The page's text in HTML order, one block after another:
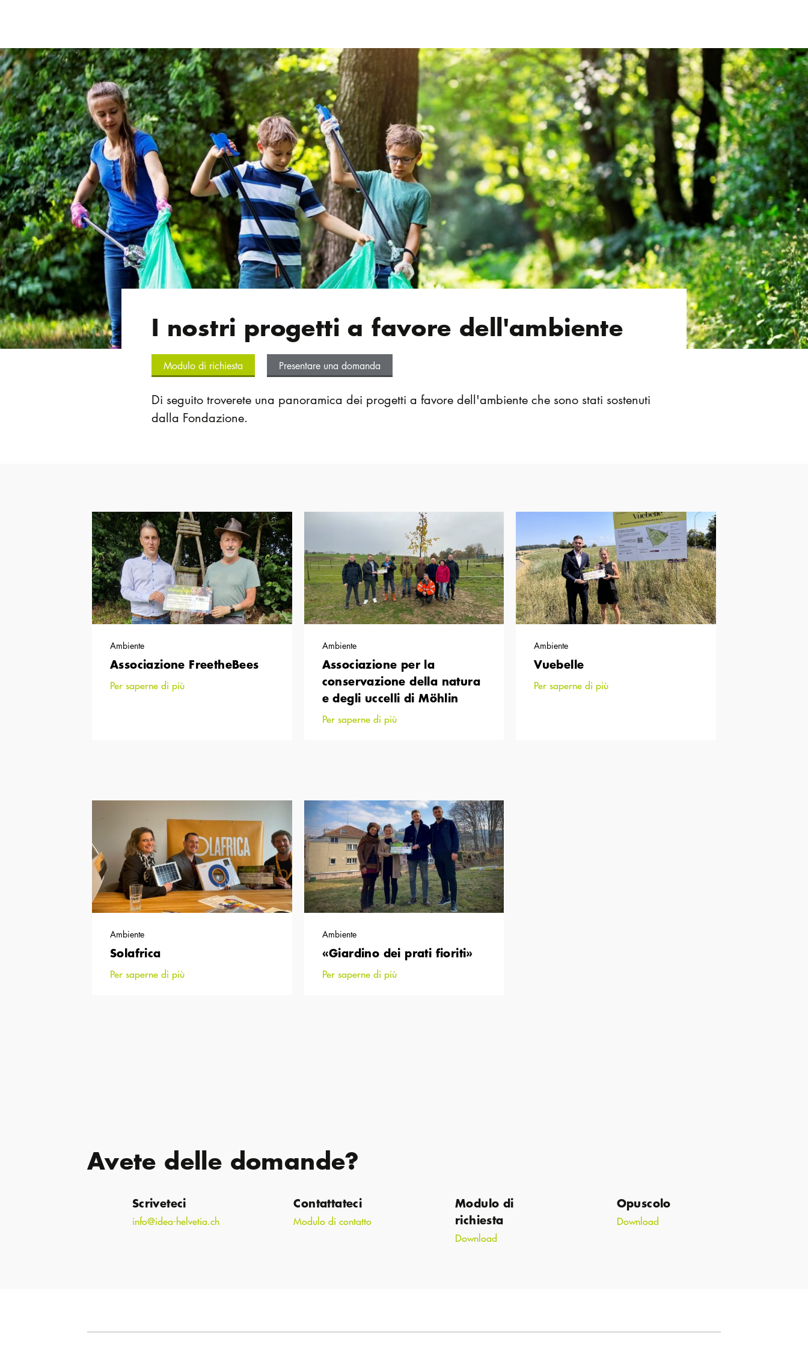
I nostri progetti a favore dell'ambiente
Modulo di richiesta Presentare una domanda
Di seguito troverete una panoramica dei progetti a favore dell'ambiente che sono stati sostenuti
dalla Fondazione.
Ambiente
Associazione FreetheBees
Per saperne di più
Ambiente
Associazione per la
conservazione della natura
e degli uccelli di Möhlin
Per saperne di più
Ambiente
Vuebelle
Per saperne di più
Ambiente
Solafrica
Per saperne di più
Ambiente
«Giardino dei prati fioriti»
Per saperne di più
Avete delle domande?
Scriveteci
info@idea-helvetia.ch
Contattateci
Modulo di contatto
Modulo di
richiesta
Download
Opuscolo
Download